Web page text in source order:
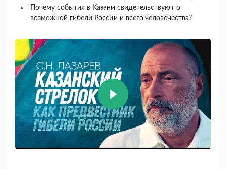
Почему события в Казани свидетельствуют о
возможной гибели России и всего человечества?